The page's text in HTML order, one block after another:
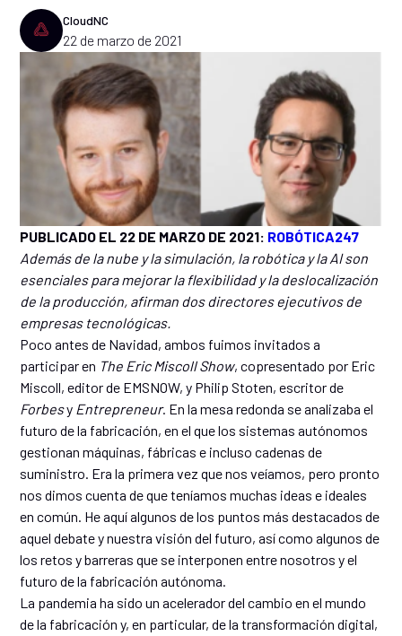
CloudNC
22 de marzo de 2021
PUBLICADO EL 22 DE MARZO DE 2021: ROBÓTICA247
Además de la nube y la simulación, la robótica y la AI son
esenciales para mejorar la flexibilidad y la deslocalización
de la producción, afirman dos directores ejecutivos de
empresas tecnológicas.
Poco antes de Navidad, ambos fuimos invitados a
participar en The Eric Miscoll Show, copresentado por Eric
Miscoll, editor de EMSNOW, y Philip Stoten, escritor de
Forbesy Entrepreneur. En la mesa redonda se analizaba el
futuro de la fabricación, en el que los sistemas autónomos
gestionan máquinas, fábricas e incluso cadenas de
suministro. Era la primera vez que nos veíamos, pero pronto
nos dimos cuenta de que teníamos muchas ideas e ideales
en común. He aquí algunos de los puntos más destacados de
aquel debate y nuestra visión del futuro, así como algunos de
los retos y barreras que se interponen entre nosotros y el
futuro de la fabricación autónoma.
La pandemia ha sido un acelerador del cambio en el mundo
de la fabricación y, en particular, de la transformación digital,